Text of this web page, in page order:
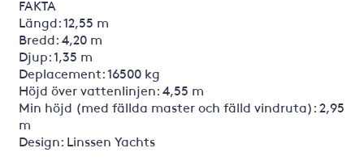
FAKTA
Längd: 12,55 m
Bredd: 4,20 m
Djup: 1,35 m
Deplacement: 16500 kg
Höjd över vattenlinjen: 4,55 m
Min höjd (med fällda master och fälld vindruta): 2,95
m
Design: Linssen Yachts